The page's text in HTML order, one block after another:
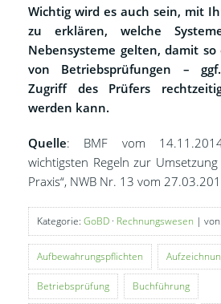
Wichtig wird es auch sein, mit
zu erklären, welche
Nebensysteme gelten, damit
von Betriebsprüfungen –
Zugriff des Prüfers
werden kann.
Quelle: BMF vom
wichtigsten Regeln zur
Praxis“, NWB Nr. 13 vom
Kategorie: GoBD · Rechnungswesen |
Aufbewahrungspflichten
Betriebsprüfung Buchführung